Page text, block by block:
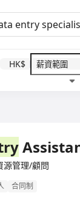
HK$
源管理/顧問
合同制